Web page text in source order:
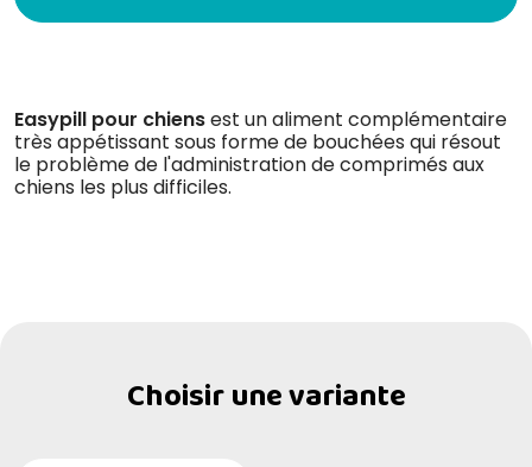
Easypill pour chiensest un aliment complémentaire
très appétissant sous forme de bouchées qui résout
le problème de l'administration de comprimés aux
chiens les plus difficiles.
Choisir une variante